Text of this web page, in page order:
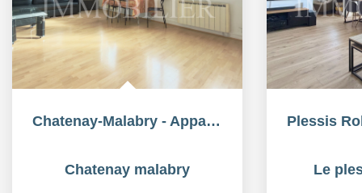
Chatenay-Malabry - Appartement 3 pièces lumineux
Chatenay malabry Le